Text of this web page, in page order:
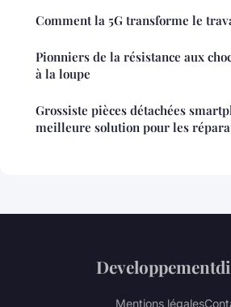
Comment la 5G transforme le
Pionniers de la résistance aux
à la loupe
Grossiste pièces détachées
meilleure solution pour les
Mentions légales